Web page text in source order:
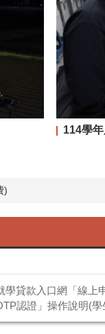
114學
)
學貸款入口網「線上
認證」操作說明(學